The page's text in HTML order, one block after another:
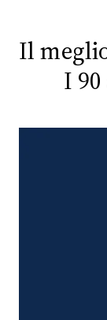
RADIO
PLAYLIST
Il
I